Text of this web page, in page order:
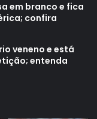
em branco e fica
confira
veneno e está
entenda